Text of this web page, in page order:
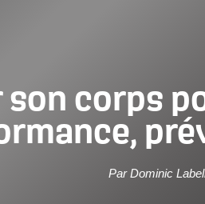
son corps
Par Dominic